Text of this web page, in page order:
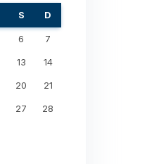
S D
6 7
13 14
20 21
27 28